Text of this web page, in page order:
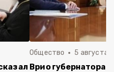
Общество 5 августа ,
Врио губернатора